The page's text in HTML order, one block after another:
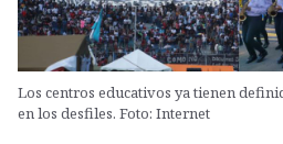
Los centros educativos ya tienen
en los desfiles. Foto: Internet